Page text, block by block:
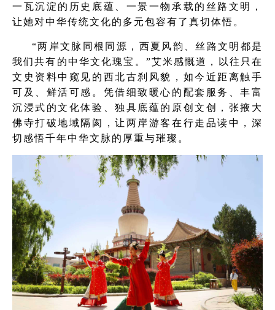
一瓦沉淀的历史底蕴、一景一物承载的丝路文明，
让她对中华传统文化的多元包容有了真切体悟。
“两岸文脉同根同源，西夏风韵、丝路文明都是
我们共有的中华文化瑰宝。”艾米感慨道，以往只在
文史资料中窥见的西北古刹风貌，如今近距离触手
可及、鲜活可感。凭借细致暖心的配套服务、丰富
沉浸式的文化体验、独具底蕴的原创文创，张掖大
佛寺打破地域隔阂，让两岸游客在行走品读中，深
切感悟千年中华文脉的厚重与璀璨。